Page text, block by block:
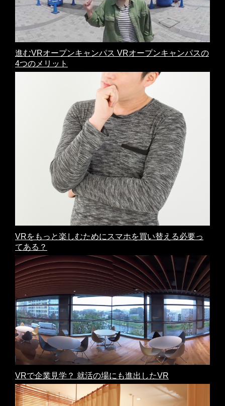
進むVRオープンキャンパス VRオープンキャンパスの
4つのメリット
VRをもっと楽しむためにスマホを買い替える必要っ
てある？
VRで企業見学？ 就活の場にも進出したVR